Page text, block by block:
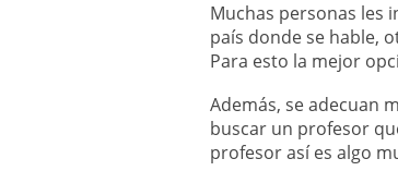
Muchas personas les
país donde se hable,
Para esto la mejor
Además, se adecuan
buscar un profesor
profesor así es algo